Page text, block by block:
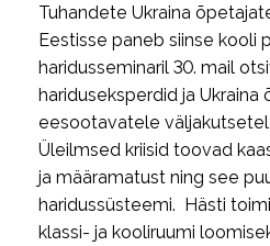
Tuhandete Ukraina
Eestisse paneb siinse kooli
haridusseminaril 30. mail
hariduseksperdid ja Ukraina
eesootavatele
Üleilmsed kriisid toovad
ja määramatust ning see
haridussüsteemi. Hästi
klassi- ja kooliruumi